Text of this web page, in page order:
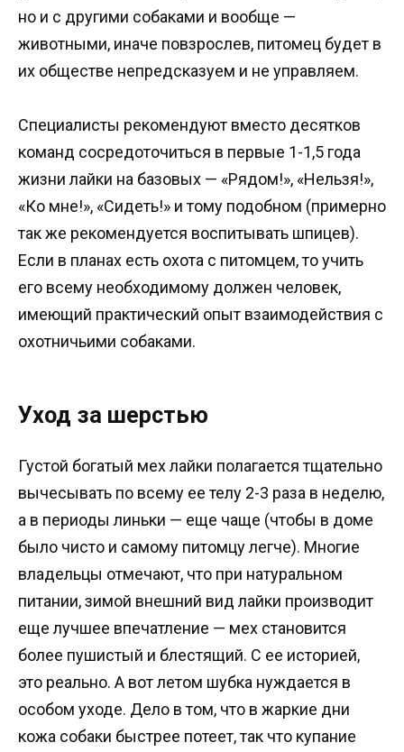
но и с другими собаками и вообще —
животными, иначе повзрослев, питомец будет в
их обществе непредсказуем и не управляем.
Специалисты рекомендуют вместо десятков
команд сосредоточиться в первые 1-1,5 года
жизни лайки на базовых — «Рядом!», «Нельзя!»,
«Ко мне!», «Сидеть!» и тому подобном (примерно
так же рекомендуется воспитывать шпицев).
Если в планах есть охота с питомцем, то учить
его всему необходимому должен человек,
имеющий практический опыт взаимодействия с
охотничьими собаками.
Уход за шерстью
Густой богатый мех лайки полагается тщательно
вычесывать по всему ее телу 2-3 раза в неделю,
а в периоды линьки — еще чаще (чтобы в доме
было чисто и самому питомцу легче). Многие
владельцы отмечают, что при натуральном
питании, зимой внешний вид лайки производит
еще лучшее впечатление — мех становится
более пушистый и блестящий. С ее историей,
это реально. А вот летом шубка нуждается в
особом уходе. Дело в том, что в жаркие дни
кожа собаки быстрее потеет, так что купание